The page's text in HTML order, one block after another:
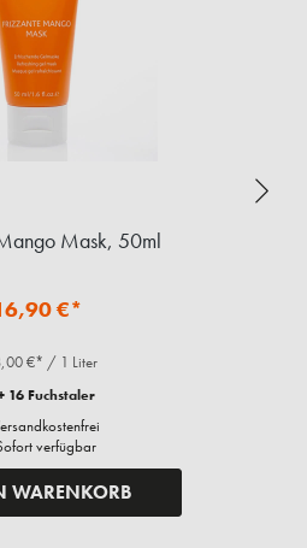
Mask, 50ml
€*
€* / 1 Liter
16 Fuchstaler
verfügbar
WARENKORB